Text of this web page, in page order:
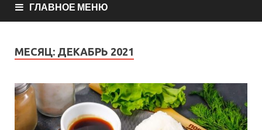
ГЛАВНОЕ МЕНЮ
МЕСЯЦ: ДЕКАБРЬ 2021